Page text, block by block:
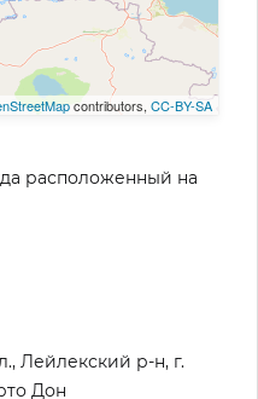
contributors, CC-BY-SA
расположенный на
Лейлекский р-н, г.
Дон